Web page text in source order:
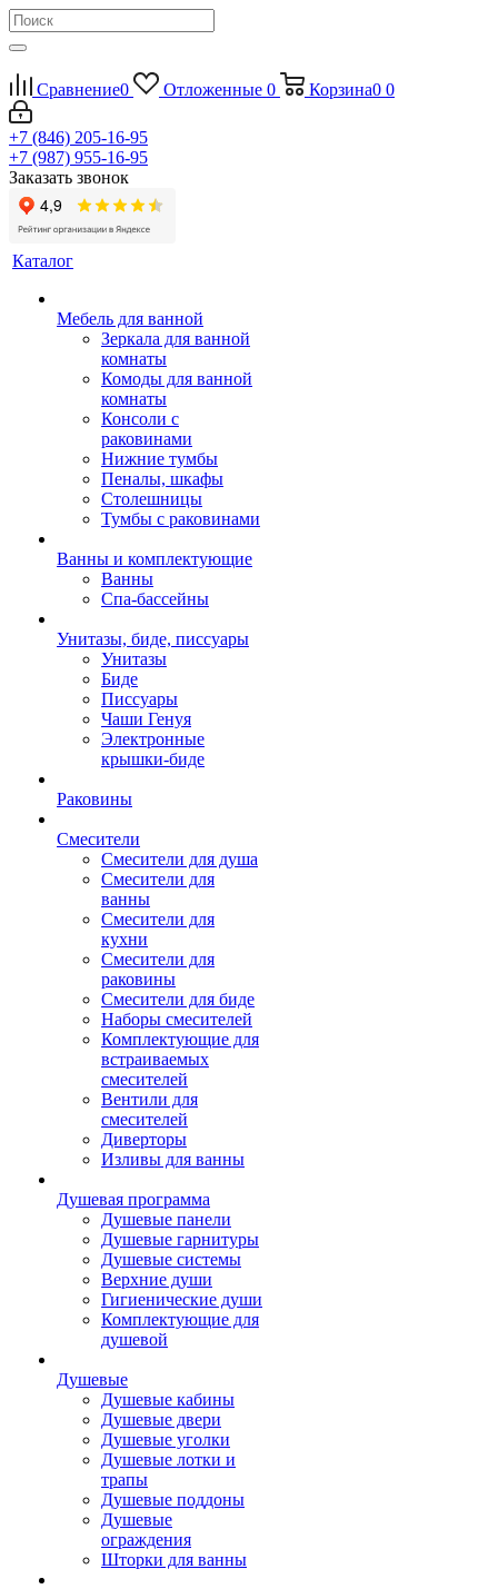
Сравнение0 Отложенные 0 Корзина0 0
+7 (846) 205-16-95
+7 (987) 955-16-95
Заказать звонок
Каталог
Мебель для ванной
Зеркала для ванной
комнаты
Комоды для ванной
комнаты
Консоли с
раковинами
Нижние тумбы
Пеналы, шкафы
Столешницы
Тумбы с раковинами
Ванны и комплектующие
Ванны
Спа-бассейны
Унитазы, биде, писсуары
Унитазы
Биде
Писсуары
Чаши Генуя
Электронные
крышки-биде
Раковины
Смесители
Смесители для душа
Смесители для
ванны
Смесители для
кухни
Смесители для
раковины
Смесители для биде
Наборы смесителей
Комплектующие для
встраиваемых
смесителей
Вентили для
смесителей
Диверторы
Изливы для ванны
Душевая программа
Душевые панели
Душевые гарнитуры
Душевые системы
Верхние души
Гигиенические души
Комплектующие для
душевой
Душевые
Душевые кабины
Душевые двери
Душевые уголки
Душевые лотки и
трапы
Душевые поддоны
Душевые
ограждения
Шторки для ванны